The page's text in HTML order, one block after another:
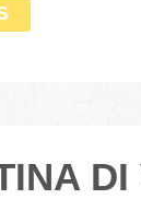
DI